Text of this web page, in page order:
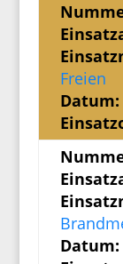
Freien
Datum:
Datum: